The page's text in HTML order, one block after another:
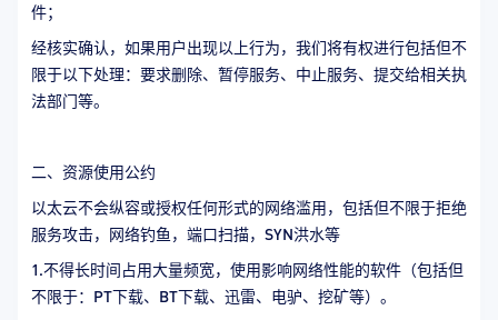
件；
经核实确认，如果用户出现以上行为，我们将有权进行包括但不
限于以下处理：要求删除、暂停服务、中止服务、提交给相关执
法部门等。
二、资源使用公约
以太云不会纵容或授权任何形式的网络滥用，包括但不限于拒绝
服务攻击，网络钓鱼，端口扫描，SYN洪水等
1.不得长时间占用大量频宽，使用影响网络性能的软件（包括但
不限于：PT下载、BT下载、迅雷、电驴、挖矿等）。